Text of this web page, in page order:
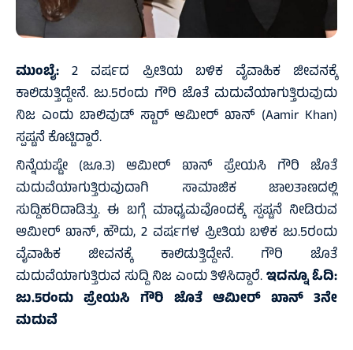
ಮುಂಬೈ: 2 ವರ್ಷದ ಪ್ರೀತಿಯ ಬಳಿಕ ವೈವಾಹಿಕ ಜೀವನಕ್ಕೆ
ಕಾಲಿಡುತ್ತಿದ್ದೇನೆ. ಜು.5ರಂದು ಗೌರಿ ಜೊತೆ ಮದುವೆಯಾಗುತ್ತಿರುವುದು
ನಿಜ ಎಂದು ಬಾಲಿವುಡ್ ಸ್ಟಾರ್ ಆಮೀರ್ ಖಾನ್ (Aamir Khan)
ಸ್ಪಷ್ಟನೆ ಕೊಟ್ಟಿದ್ದಾರೆ.
ನಿನ್ನೆಯಷ್ಟೇ (ಜೂ.3) ಆಮೀರ್ ಖಾನ್ ಪ್ರೇಯಸಿ ಗೌರಿ ಜೊತೆ
ಮದುವೆಯಾಗುತ್ತಿರುವುದಾಗಿ ಸಾಮಾಜಿಕ ಜಾಲತಾಣದಲ್ಲಿ
ಸುದ್ದಿಹರಿದಾಡಿತ್ತು. ಈ ಬಗ್ಗೆ ಮಾಧ್ಯಮವೊಂದಕ್ಕೆ ಸ್ಪಷ್ಟನೆ ನೀಡಿರುವ
ಆಮೀರ್ ಖಾನ್, ಹೌದು, 2 ವರ್ಷಗಳ ಪ್ರೀತಿಯ ಬಳಿಕ ಜು.5ರಂದು
ವೈವಾಹಿಕ ಜೀವನಕ್ಕೆ ಕಾಲಿಡುತ್ತಿದ್ದೇನೆ. ಗೌರಿ ಜೊತೆ
ಮದುವೆಯಾಗುತ್ತಿರುವ ಸುದ್ದಿ ನಿಜ ಎಂದು ತಿಳಿಸಿದ್ದಾರೆ.ಇದನ್ನೂ ಓದಿ:
ಜು.5ರಂದು ಪ್ರೇಯಸಿ ಗೌರಿ ಜೊತೆ ಆಮೀರ್ ಖಾನ್ 3ನೇ
ಮದುವೆ